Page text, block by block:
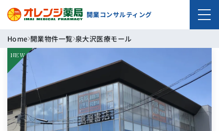
開業コンサルティング
Home 開業物件一覧 泉大沢医療モール
NEW